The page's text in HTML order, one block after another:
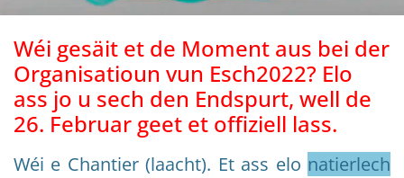
Wéi gesäit et de Moment aus bei der
Organisatioun vun Esch2022? Elo
ass jo u sech den Endspurt, well de
26. Februar geet et offiziell lass.
Wéi e Chantier (laacht). Et ass elo natierlech